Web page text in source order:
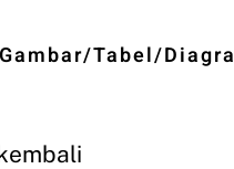
Tabel/